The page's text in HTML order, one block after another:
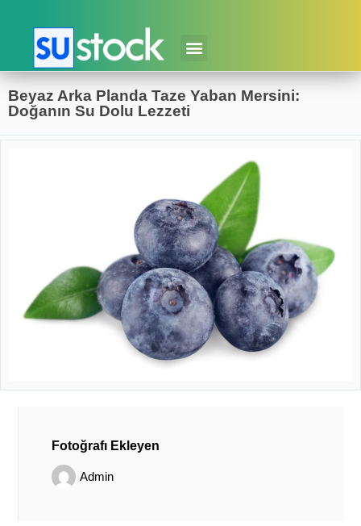
Beyaz Arka Planda Taze Yaban Mersini:
Doğanın Su Dolu Lezzeti
Fotoğrafı Ekleyen
Admin